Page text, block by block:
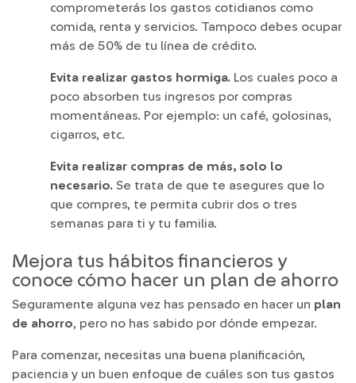
comprometerás los gastos cotidianos como
comida, renta y servicios. Tampoco debes ocupar
más de 50% de tu línea de crédito.
Evita realizar gastos hormiga. Los cuales poco a
poco absorben tus ingresos por compras
momentáneas. Por ejemplo: un café, golosinas,
cigarros, etc.
Evita realizar compras de más, solo lo
necesario. Se trata de que te asegures que lo
que compres, te permita cubrir dos o tres
semanas para ti y tu familia.
Mejora tus hábitos financieros y
conoce cómo hacer un plan de ahorro
Seguramente alguna vez has pensado en hacer un plan
de ahorro, pero no has sabido por dónde empezar.
Para comenzar, necesitas una buena planificación,
paciencia y un buen enfoque de cuáles son tus gastos